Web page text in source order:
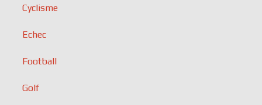
Cyclisme
Echec
Football
Golf